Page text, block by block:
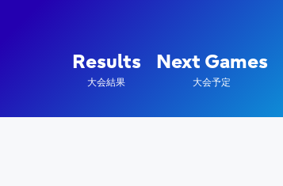
Results
大会結果
Next Games
大会予定